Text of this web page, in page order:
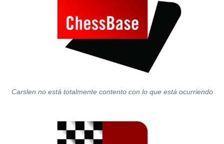
Carslen no está totalmente contento con lo que está ocurriendo